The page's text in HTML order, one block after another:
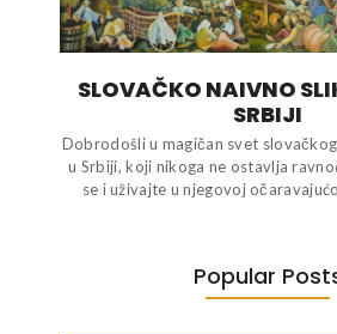
SLOVAČKO NAIVNO
SRBIJI
Dobrodošli u magičan svet
u Srbiji, koji nikoga ne ostavlja
se i uživajte u njegovoj
Popular